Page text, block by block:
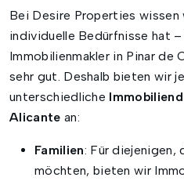
Bei Desire Properties wissen
individuelle Bedürfnisse hat –
Immobilienmakler in Pinar de
sehr gut. Deshalb bieten wir
unterschiedliche
Alicante an:
Familien: Für diejenigen,
möchten, bieten wir